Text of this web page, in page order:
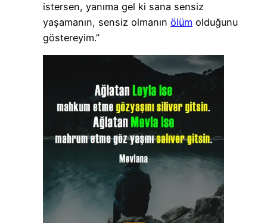
istersen, yanıma gel ki sana sensiz
yaşamanın, sensiz olmanın ölüm olduğunu
göstereyim.”